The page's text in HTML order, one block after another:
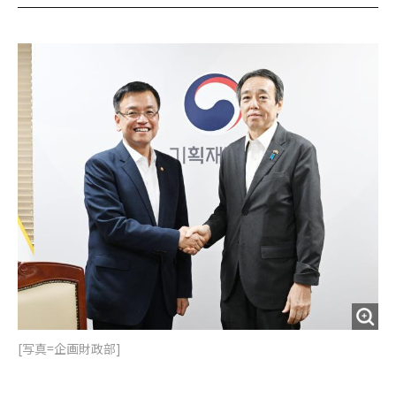
c
i
o
o
[写真=企画財政部]